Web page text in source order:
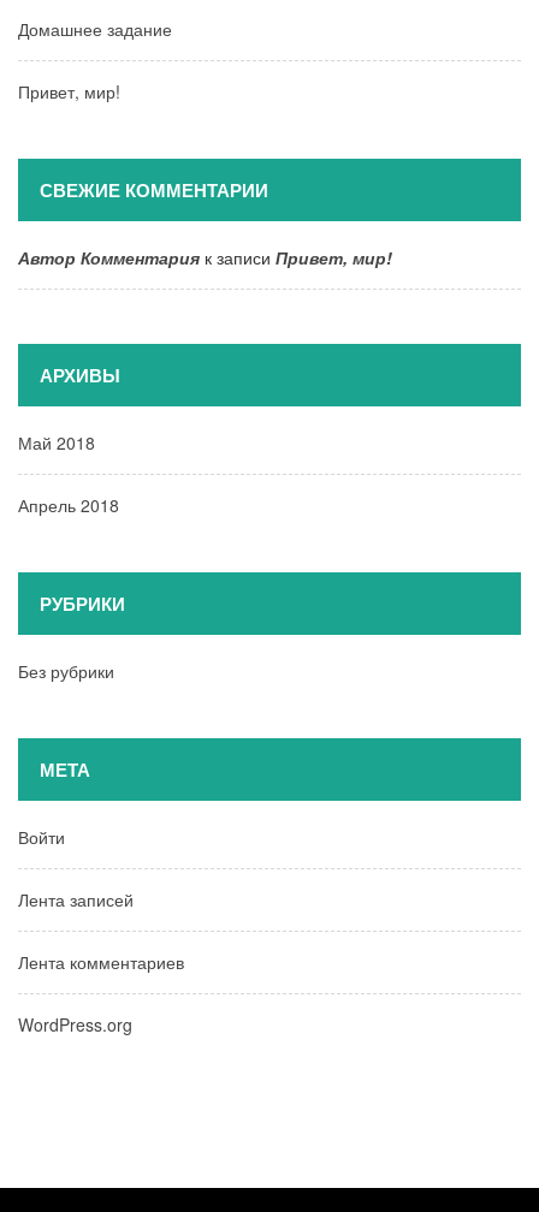
Домашнее задание
Привет, мир!
СВЕЖИЕ КОММЕНТАРИИ
Автор Комментария к записи Привет, мир!
АРХИВЫ
Май 2018
Апрель 2018
РУБРИКИ
Без рубрики
МЕТА
Войти
Лента записей
Лента комментариев
WordPress.org